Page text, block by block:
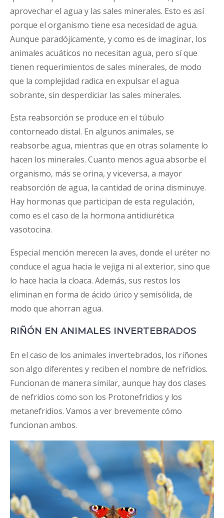
aprovechar el agua y las sales minerales. Esto es así
porque el organismo tiene esa necesidad de agua.
Aunque paradójicamente, y como es de imaginar, los
animales acuáticos no necesitan agua, pero sí que
tienen requerimientos de sales minerales, de modo
que la complejidad radica en expulsar el agua
sobrante, sin desperdiciar las sales minerales.
Esta reabsorción se produce en el túbulo
contorneado distal. En algunos animales, se
reabsorbe agua, mientras que en otras solamente lo
hacen los minerales. Cuanto menos agua absorbe el
organismo, más se orina, y viceversa, a mayor
reabsorción de agua, la cantidad de orina disminuye.
Hay hormonas que participan de esta regulación,
como es el caso de la hormona antidiurética
vasotocina.
Especial mención merecen la aves, donde el uréter no
conduce el agua hacia le vejiga ni al exterior, sino que
lo hace hacia la cloaca. Además, sus restos los
eliminan en forma de ácido úrico y semisólida, de
modo que ahorran agua.
RIÑÓN EN ANIMALES INVERTEBRADOS
En el caso de los animales invertebrados, los riñones
son algo diferentes y reciben el nombre de nefridios.
Funcionan de manera similar, aunque hay dos clases
de nefridios como son los Protonefridios y los
metanefridios. Vamos a ver brevemente cómo
funcionan ambos.